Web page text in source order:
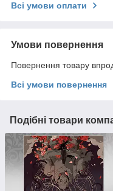
Всі умови оплати
Умови повернення
Повернення товару
Всі умови повернення
Подібні товари